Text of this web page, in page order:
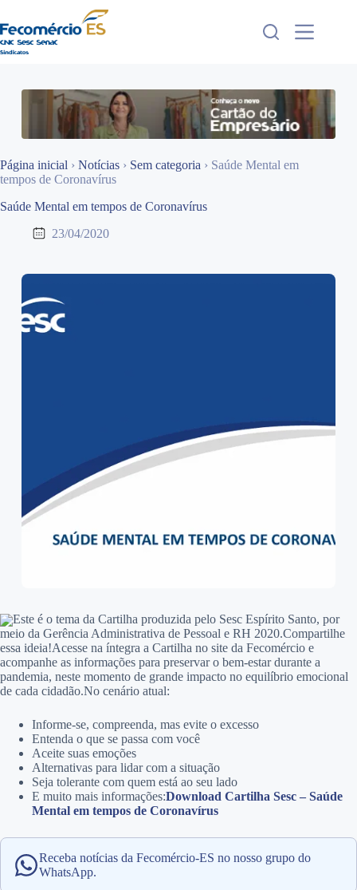
para
o
conteúdo
Página inicial › Notícias › Sem categoria › Saúde Mental em
tempos de Coronavírus
Saúde Mental em tempos de Coronavírus
23/04/2020
Este é o tema da Cartilha produzida pelo Sesc Espírito Santo, por
meio da Gerência Administrativa de Pessoal e RH 2020.Compartilhe
essa ideia!Acesse na íntegra a Cartilha no site da Fecomércio e
acompanhe as informações para preservar o bem-estar durante a
pandemia, neste momento de grande impacto no equilíbrio emocional
de cada cidadão.No cenário atual:
Informe-se, compreenda, mas evite o excesso
Entenda o que se passa com você
Aceite suas emoções
Alternativas para lidar com a situação
Seja tolerante com quem está ao seu lado
E muito mais informações:Download Cartilha Sesc – Saúde
Mental em tempos de Coronavírus
Receba notícias da Fecomércio-ES no nosso grupo do
WhatsApp.